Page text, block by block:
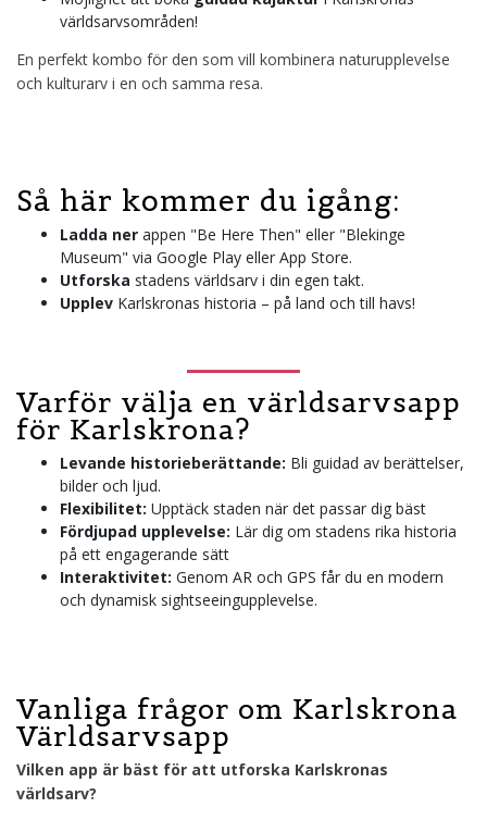
världsarvsområden!
En perfekt kombo för den som vill kombinera naturupplevelse
och kulturarv i en och samma resa.
Så här kommer du igång:
Ladda ner appen "Be Here Then" eller "Blekinge
Museum" via Google Play eller App Store.
Utforska stadens världsarv i din egen takt.
Upplev Karlskronas historia – på land och till havs!
Varför välja en världsarvsapp
för Karlskrona?
Levande historieberättande: Bli guidad av berättelser,
bilder och ljud.
Flexibilitet: Upptäck staden när det passar dig bäst
Fördjupad upplevelse: Lär dig om stadens rika historia
på ett engagerande sätt
Interaktivitet: Genom AR och GPS får du en modern
och dynamisk sightseeingupplevelse.
Vanliga frågor om Karlskrona
Världsarvsapp
Vilken app är bäst för att utforska Karlskronas
världsarv?